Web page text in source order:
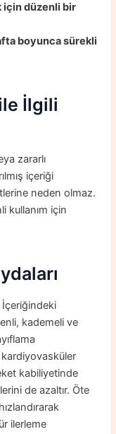
için düzenli bir
boyunca sürekli
İlgili
zararlı
içeriği
neden olmaz.
kullanım için
İçeriğindeki
kademeli ve
kardiyovasküler
kabiliyetinde
de azaltır. Öte
ilerleme